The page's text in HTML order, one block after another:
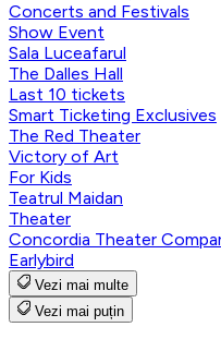
Concerts and Festivals
Show Event
Sala Luceafarul
The Dalles Hall
Last 10 tickets
Smart Ticketing Exclusives
The Red Theater
Victory of Art
For Kids
Teatrul Maidan
Theater
Concordia Theater
Earlybird
Vezi mai multe
Vezi mai puțin